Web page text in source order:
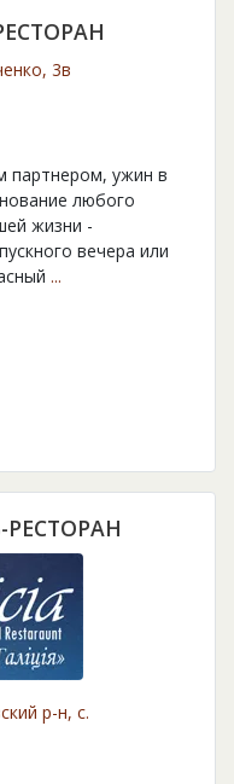
3в
партнером, ужин в
любого
жизни -
вечера или
...
р-н, с.